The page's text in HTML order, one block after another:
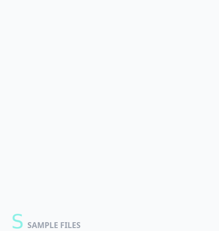
SAMPLE FILES